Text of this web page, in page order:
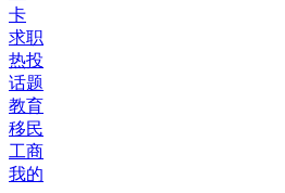
卡
求职
热投
话题
教育
移民
工商
我的